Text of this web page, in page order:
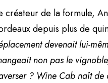
créateur de la formule,
depuis plus de
devenait lui-
non pas le
? Wine Cab naît